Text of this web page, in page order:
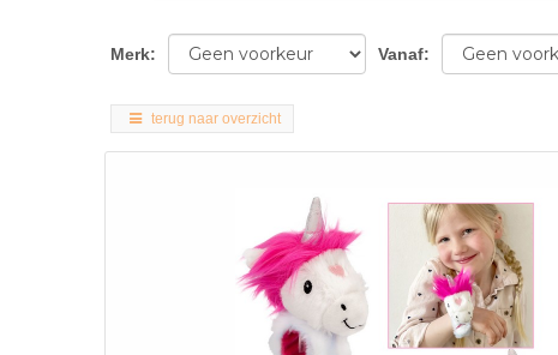
Merk: Vanaf:
terug naar overzicht